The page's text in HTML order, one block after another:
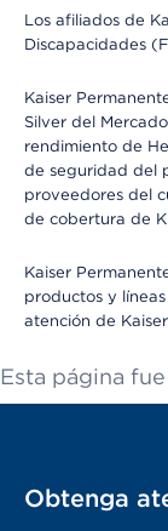
Los afiliados de
Discapacidades
Kaiser
Silver del
rendimiento de
de seguridad del
proveedores del
de cobertura de
Kaiser
productos y
atención de
Esta página
Obtenga